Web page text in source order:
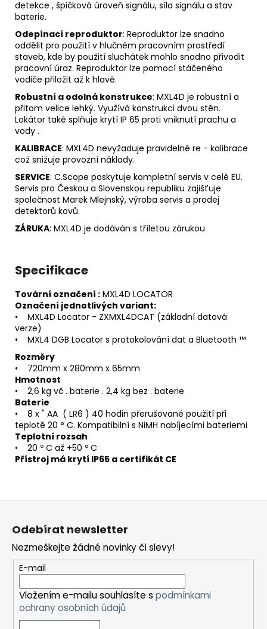
detekce , špičková úroveň signálu, síla signálu a stav
baterie.
Odepínací reproduktor: Reproduktor lze snadno
oddělit pro použití v hlučném pracovním prostředí
staveb, kde by použití sluchátek mohlo snadno přivodit
pracovní úraz. Reproduktor lze pomocí stáčeného
vodiče přiložit až k hlavě.
Robustní a odolná konstrukce: MXL4D je robustní a
přitom velice lehký. Využívá konstrukci dvou stěn.
Lokátor také splňuje krytí IP 65 proti vniknutí prachu a
vody .
KALIBRACE: MXL4D nevyžaduje pravidelné re - kalibrace
což snižuje provozní náklady.
SERVICE: C.Scope poskytuje kompletní servis v celé EU.
Servis pro Českou a Slovenskou republiku zajišťuje
společnost Marek Mlejnský, výroba servis a prodej
detektorů kovů.
ZÁRUKA: MXL4D je dodáván s tříletou zárukou
Specifikace
Tovární označení : MXL4D LOCATOR
Označení jednotlivých variant:
• MXL4D Locator - ZXMXL4DCAT (základní datová
verze)
• MXL4 DGB Locator s protokolování dat a Bluetooth ™
Rozměry
• 720mm x 280mm x 65mm
Hmotnost
• 2,6 kg vč . baterie . 2,4 kg bez . baterie
Baterie
• 8 x " AA ( LR6 ) 40 hodin přerušované použití při
teplotě 20 ° C. Kompatibilní s NiMH nabíjecími bateriemi
Teplotní rozsah
• 20 º C až +50 º C
Přístroj má krytí IP65 a certifikát CE
Z
Odebírat newsletter
Nezmeškejte žádné novinky či slevy!
E-mail
Vložením e-mailu souhlasíte s podmínkami
ochrany osobních údajů